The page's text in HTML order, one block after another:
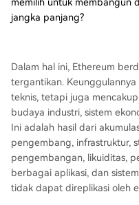
jangka panjang?
Dalam hal ini, Ethereum
tergantikan.
teknis, tetapi juga
budaya industri, sistem
Ini adalah hasil dari
pengembang, infrastruktur,
pengembangan, likuiditas,
berbagai aplikasi, dan
tidak dapat direplikasi oleh